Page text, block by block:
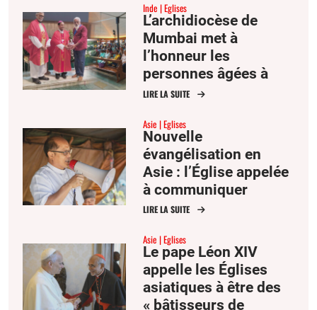
Inde Eglises
L’archidiocèse de
Mumbai met à
l’honneur les
personnes âgées à
l’occasion de la fête
Anne
LIRE LA SUITE
Asie Eglises
Nouvelle
évangélisation en
Asie : l’Église appelée
à communiquer
l’espérance
LIRE LA SUITE
Asie Eglises
Le pape Léon XIV
appelle les Églises
asiatiques à être des
« bâtisseurs de